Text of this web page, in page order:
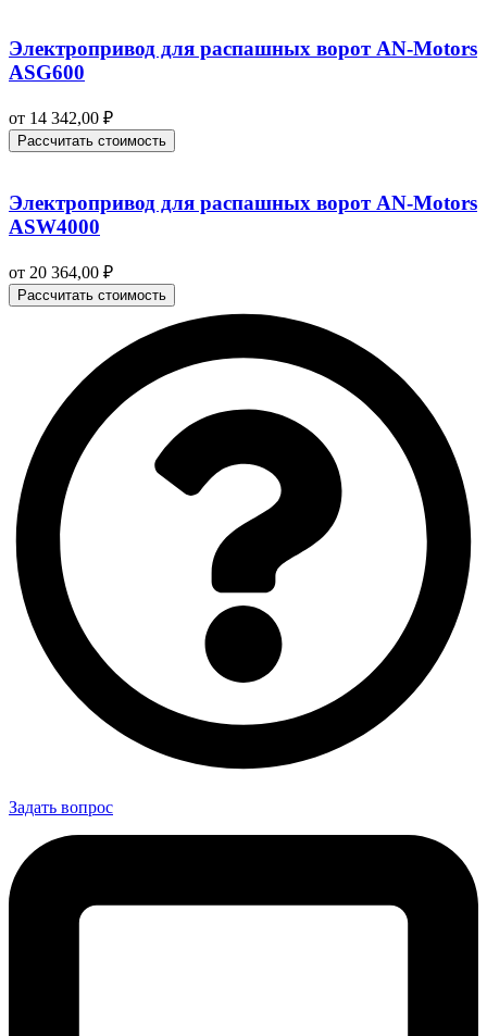
Электропривод для распашных ворот AN-Motors
ASG600
от 14 342,00 ₽
Рассчитать стоимость
Электропривод для распашных ворот AN-Motors
ASW4000
от 20 364,00 ₽
Рассчитать стоимость
Задать вопрос